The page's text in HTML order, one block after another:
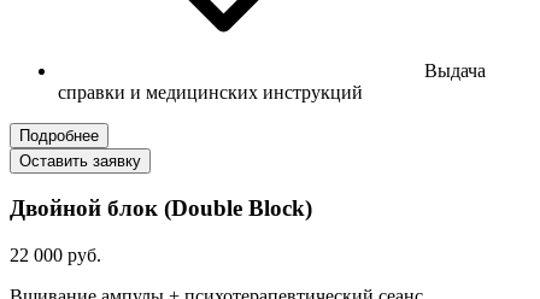
Выдача
справки и медицинских инструкций
Подробнее
Оставить заявку
Двойной блок (Double Block)
22 000 руб.